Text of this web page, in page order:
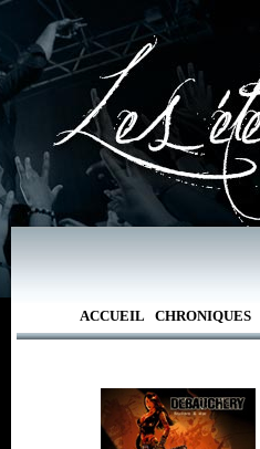
ACCUEIL CHRONIQUES